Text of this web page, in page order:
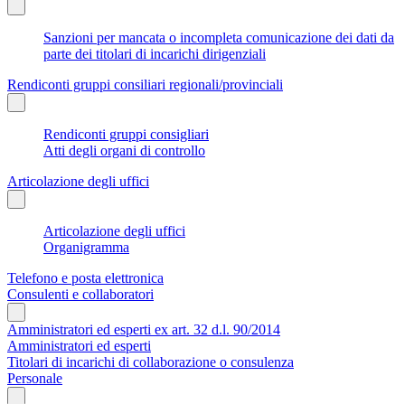
Sanzioni per mancata o incompleta comunicazione dei dati da
parte dei titolari di incarichi dirigenziali
Rendiconti gruppi consiliari regionali/provinciali
Rendiconti gruppi consigliari
Atti degli organi di controllo
Articolazione degli uffici
Articolazione degli uffici
Organigramma
Telefono e posta elettronica
Consulenti e collaboratori
Amministratori ed esperti ex art. 32 d.l. 90/2014
Amministratori ed esperti
Titolari di incarichi di collaborazione o consulenza
Personale